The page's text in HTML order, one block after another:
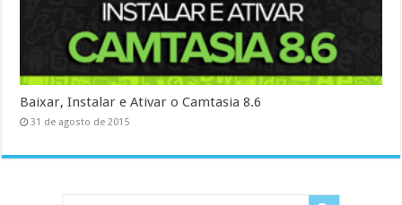
Baixar, Instalar e Ativar o Camtasia 8.6
31 de agosto de 2015